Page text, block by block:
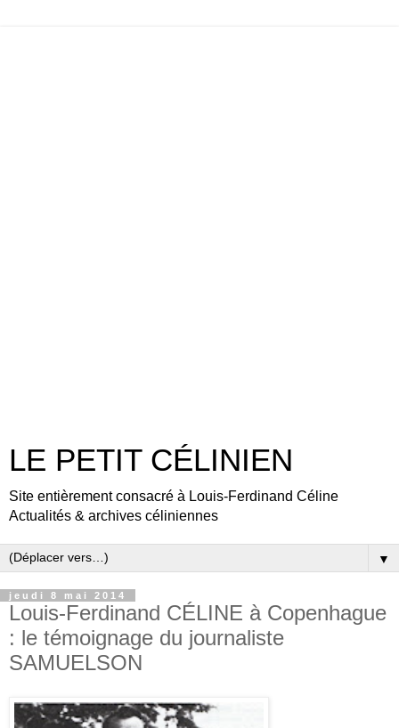
LE PETIT CÉLINIEN
Site entièrement consacré à Louis-Ferdinand Céline
Actualités & archives céliniennes
▼
jeudi 8 mai 2014
Louis-Ferdinand CÉLINE à Copenhague
: le témoignage du journaliste
SAMUELSON